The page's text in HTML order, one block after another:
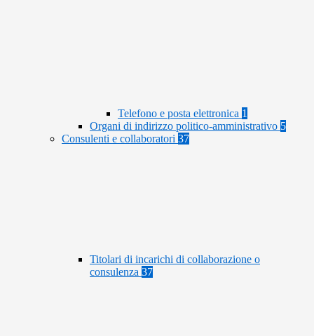
Telefono e posta elettronica 1
Organi di indirizzo politico-amministrativo 5
Consulenti e collaboratori 37
Titolari di incarichi di collaborazione o
consulenza 37